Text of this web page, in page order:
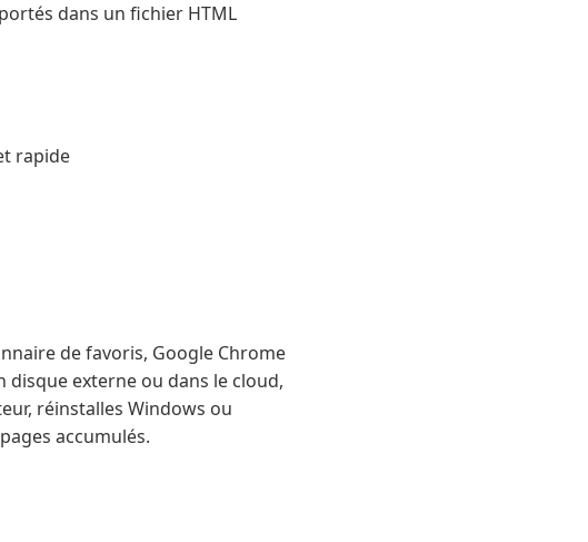
dans un fichier HTML
de favoris, Google Chrome
disque externe ou dans le cloud,
réinstalles Windows ou
accumulés.